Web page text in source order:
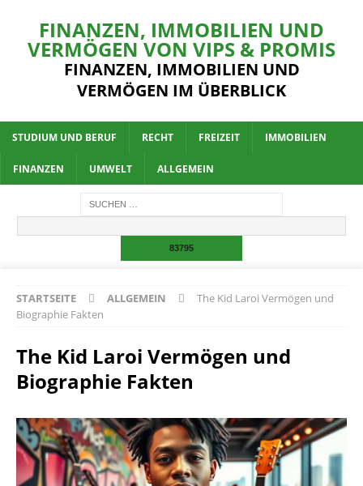
FINANZEN, IMMOBILIEN UND
VERMÖGEN VON VIPS & PROMIS
FINANZEN, IMMOBILIEN UND
VERMÖGEN IM ÜBERBLICK
STUDIUM UND BERUF RECHT FREIZEIT IMMOBILIEN
FINANZEN UMWELT ALLGEMEIN
STARTSEITE ALLGEMEIN
The Kid Laroi Vermögen und
Biographie Fakten
The Kid Laroi Vermögen und
Biographie Fakten